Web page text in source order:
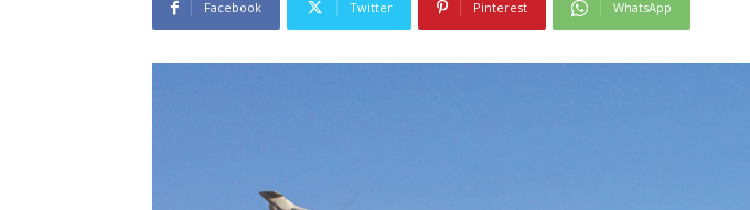
Facebook Twitter Pinterest WhatsApp